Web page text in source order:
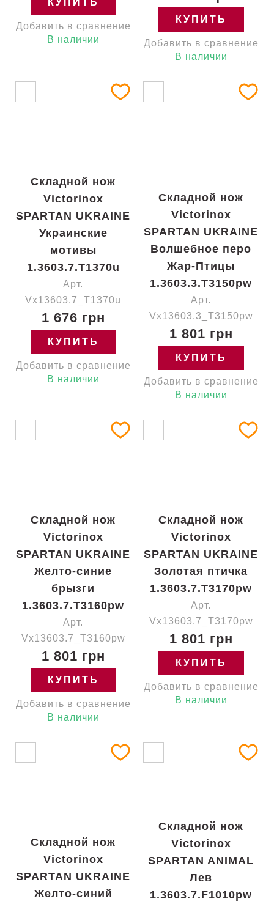
КУПИТЬ
Добавить в сравнение
В наличии
КУПИТЬ
Добавить в сравнение
В наличии
Складной нож
Victorinox
SPARTAN UKRAINE
Украинские
мотивы
1.3603.7.T1370u
Арт.
Vx13603.7_T1370u
1 676 грн
КУПИТЬ
Добавить в сравнение
В наличии
Складной нож
Victorinox
SPARTAN UKRAINE
Волшебное перо
Жар-Птицы
1.3603.3.T3150pw
Арт.
Vx13603.3_T3150pw
1 801 грн
КУПИТЬ
Добавить в сравнение
В наличии
Складной нож
Victorinox
SPARTAN UKRAINE
Желто-синие
брызги
1.3603.7.T3160pw
Арт.
Vx13603.7_T3160pw
1 801 грн
КУПИТЬ
Добавить в сравнение
В наличии
Складной нож
Victorinox
SPARTAN UKRAINE
Золотая птичка
1.3603.7.T3170pw
Арт.
Vx13603.7_T3170pw
1 801 грн
КУПИТЬ
Добавить в сравнение
В наличии
Складной нож
Victorinox
SPARTAN UKRAINE
Желто-синий
Складной нож
Victorinox
SPARTAN ANIMAL
Лев
1.3603.7.F1010pw